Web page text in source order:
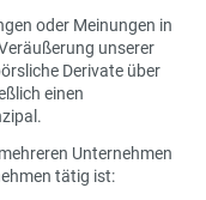
oder Meinungen in
unserer
Derivate über
einen
Unternehmen
tätig ist: